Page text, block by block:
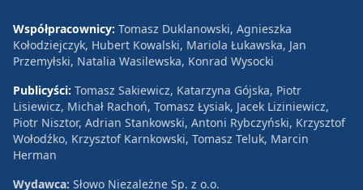
Współpracownicy: Tomasz Duklanowski, Agnieszka
Kołodziejczyk, Hubert Kowalski, Mariola Łukawska, Jan
Przemyłski, Natalia Wasilewska, Konrad Wysocki
Publicyści: Tomasz Sakiewicz, Katarzyna Gójska, Piotr
Lisiewicz, Michał Rachoń, Tomasz Łysiak, Jacek Liziniewicz,
Piotr Nisztor, Adrian Stankowski, Antoni Rybczyński, Krzysztof
Wołodźko, Krzysztof Karnkowski, Tomasz Teluk, Marcin
Herman
Wydawca: Słowo Niezależne Sp. z o.o.